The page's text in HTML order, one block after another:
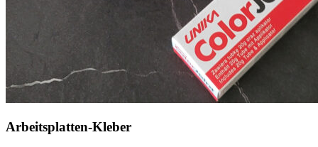
Arbeitsplatten-Kleber